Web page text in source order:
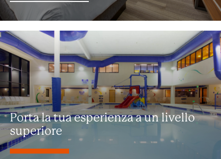
Porta la tua esperienza a un livello
superiore